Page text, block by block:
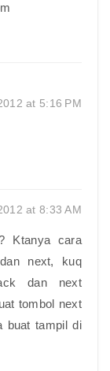
at 5:16 PM
at 8:33 AM
Ktanya cara
next, kuq
dan next
tombol next
buat tampil di